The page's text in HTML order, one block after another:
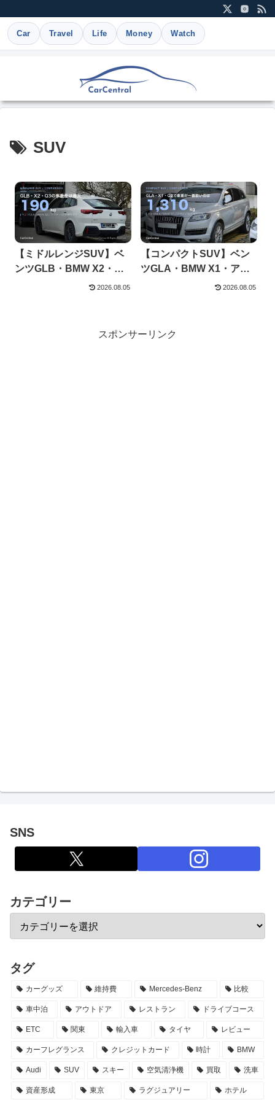
Car Travel Life Money Watch
SUV
【ミドルレンジSUV】ベ
ンツGLB・BMW X2・ア
2026.08.05
【コンパクトSUV】ベン
ツGLA・BMW X1・アウ
2026.08.05
スポンサーリンク
SNS
カテゴリー
タグ
カーグッズ 維持費 Mercedes-Benz 比較
車中泊 アウトドア レストラン ドライブコース
ETC 関東 輸入車 タイヤ レビュー
カーフレグランス クレジットカード 時計 BMW
Audi SUV スキー 空気清浄機 買取 洗車
資産形成 東京 ラグジュアリー ホテル